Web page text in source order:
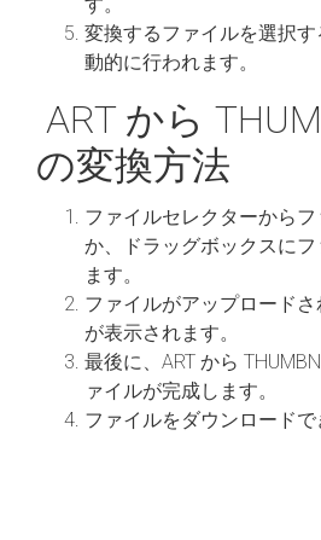
変換するファイルを選択
動的に行われます。
ART から
の変換方法
ファイルセレクターから
か、ドラッグボックスに
ます。
ファイルがアップロード
が表示されます。
最後に、ART から
ァイルが完成します。
ファイルをダウンロードで